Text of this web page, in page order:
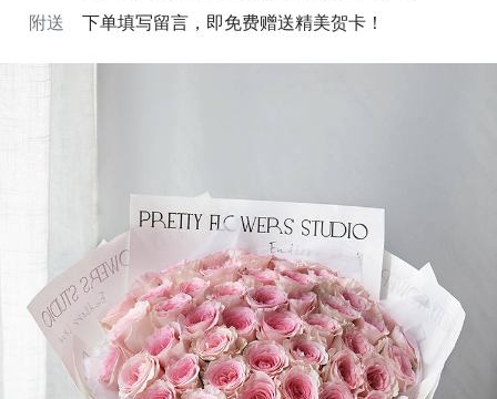
附送
下单填写留言，即免费赠送精美贺卡！